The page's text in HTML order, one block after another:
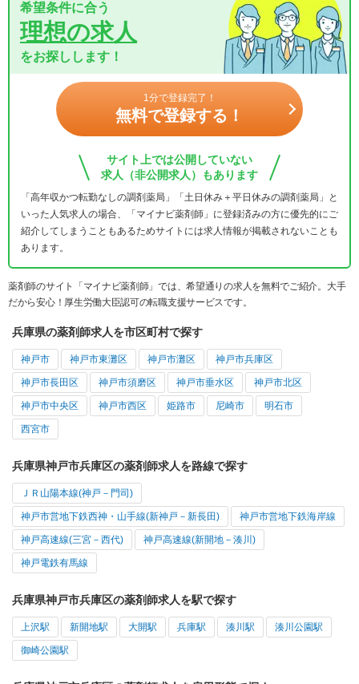
希望条件に合う
理想の求人
をお探しします！
1分で登録完了！
無料で登録する！
サイト上では公開していない
求人（非公開求人）もあります
「高年収かつ転勤なしの調剤薬局」「土日休み＋平日休みの調剤薬局」と
いった人気求人の場合、「マイナビ薬剤師」に登録済みの方に優先的にご
紹介してしまうこともあるためサイトには求人情報が掲載されないことも
あります。
薬剤師のサイト「マイナビ薬剤師」では、希望通りの求人を無料でご紹介。大手
だから安心！厚生労働大臣認可の転職支援サービスです。
兵庫県の薬剤師求人を市区町村で探す
神戸市 神戸市東灘区 神戸市灘区 神戸市兵庫区
神戸市長田区 神戸市須磨区 神戸市垂水区 神戸市北区
神戸市中央区 神戸市西区 姫路市 尼崎市 明石市
西宮市
兵庫県神戸市兵庫区の薬剤師求人を路線で探す
ＪＲ山陽本線(神戸－門司)
神戸市営地下鉄西神・山手線(新神戸－新長田) 神戸市営地下鉄海岸線
神戸高速線(三宮－西代) 神戸高速線(新開地－湊川)
神戸電鉄有馬線
兵庫県神戸市兵庫区の薬剤師求人を駅で探す
上沢駅 新開地駅 大開駅 兵庫駅 湊川駅 湊川公園駅
御崎公園駅